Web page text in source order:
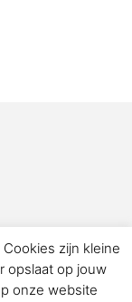
leveranciers
zijn kleine
opslaat op jouw
onze website